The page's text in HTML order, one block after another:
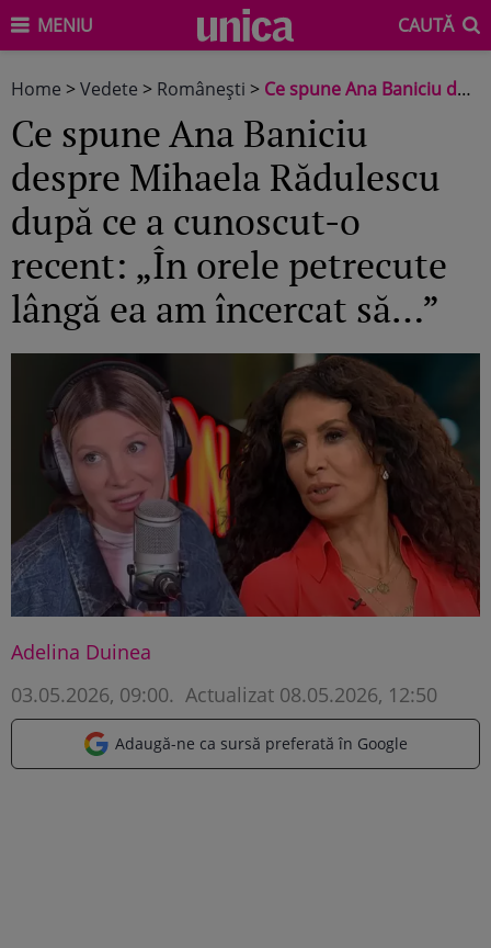
MENIU CAUTĂ
Home >Vedete > Româneşti > Ce spune Ana Baniciu despre Mihaela Rădulescu după ce a cunoscut-o recent: „În orele petrecute lângă ea am încercat să…”
Ce spune Ana Baniciu
despre Mihaela Rădulescu
după ce a cunoscut-o
recent: „În orele petrecute
lângă ea am încercat să…”
Adelina Duinea
03.05.2026, 09:00. Actualizat 08.05.2026, 12:50
Adaugă-ne ca sursă preferată în Google